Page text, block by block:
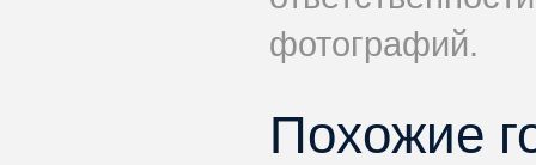
фотографий.
Похожие